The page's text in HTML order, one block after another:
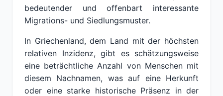
bedeutender und offenbart interessante
Migrations- und Siedlungsmuster.
In Griechenland, dem Land mit der höchsten
relativen Inzidenz, gibt es schätzungsweise
eine beträchtliche Anzahl von Menschen mit
diesem Nachnamen, was auf eine Herkunft
oder eine starke historische Präsenz in der